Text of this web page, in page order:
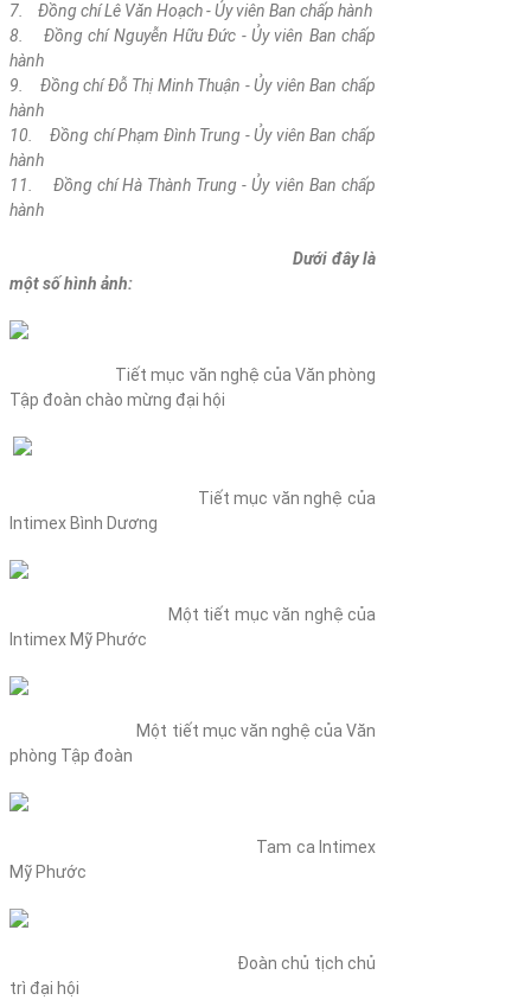
7. Đồng chí Lê Văn Hoạch- Ủy viên Ban chấp hành
8. Đồng chí Nguyễn Hữu Đức - Ủy viên Ban chấp
hành
9. Đồng chí Đỗ Thị Minh Thuận - Ủy viên Ban chấp
hành
10. Đồng chí Phạm Đình Trung - Ủy viên Ban chấp
hành
11. Đồng chí Hà Thành Trung- Ủy viên Ban chấp
hành
Dưới đây là
một số hình ảnh:
Tiết mục văn nghệ của Văn phòng
Tập đoàn chào mừng đại hội
Tiết mục văn nghệ của
Intimex Bình Dương
Một tiết mục văn nghệ của
Intimex Mỹ Phước
Một tiết mục văn nghệ của Văn
phòng Tập đoàn
Tam ca Intimex
Mỹ Phước
Đoàn chủ tịch chủ
trì đại hội